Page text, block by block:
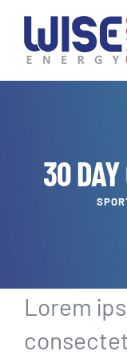
content
30 DAY
Lorem